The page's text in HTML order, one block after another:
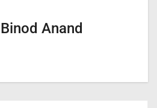
Binod Anand